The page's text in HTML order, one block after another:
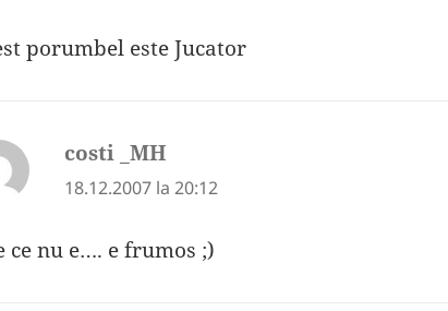
porumbel este Jucator
costi _MH
18.12.2007 la 20:12
ce nu e…. e frumos ;)